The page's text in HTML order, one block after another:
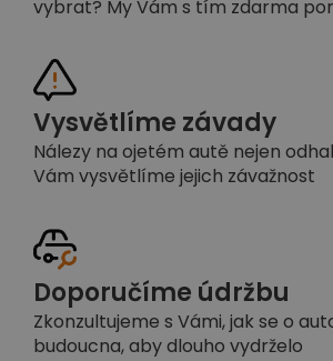
vybrat? My Vám s tím zdarma
Vysvětlíme závady
Nálezy na ojetém autě nejen
Vám vysvětlíme jejich závažnost
Doporučíme údržbu
Zkonzultujeme s Vámi, jak se o
budoucna, aby dlouho vydrželo